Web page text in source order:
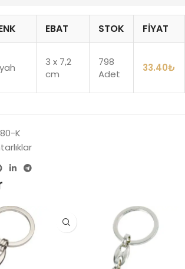
EBAT STOK FIYAT
3 x 7,2
cm
798
Adet
33.40₺
K